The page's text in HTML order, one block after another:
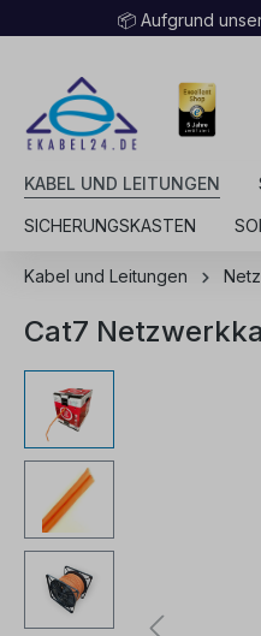
📦 Aufgrund
KABEL UND LEITUNGEN
SICHERUNGSKASTEN
Kabel und Leitungen
Cat7